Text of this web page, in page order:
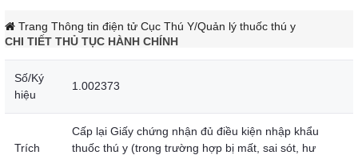
Trang Thông tin điện tử Cục Thú Y/Quản lý thuốc thú y
CHI TIẾT THỦ TỤC HÀNH CHÍNH
Số/Ký
hiệu
1.002373
Trích
Cấp lại Giấy chứng nhận đủ điều kiện nhập khẩu
thuốc thú y (trong trường hợp bị mất, sai sót, hư